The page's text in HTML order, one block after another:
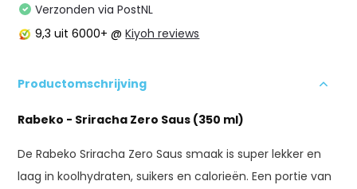
Verzonden via PostNL
9,3 uit 6000+ @Kiyoh reviews
Productomschrijving
Rabeko - Sriracha Zero Saus (350 ml)
De Rabeko Sriracha Zero Saus smaak is super lekker en
laag in koolhydraten, suikers en calorieën. Een portie van